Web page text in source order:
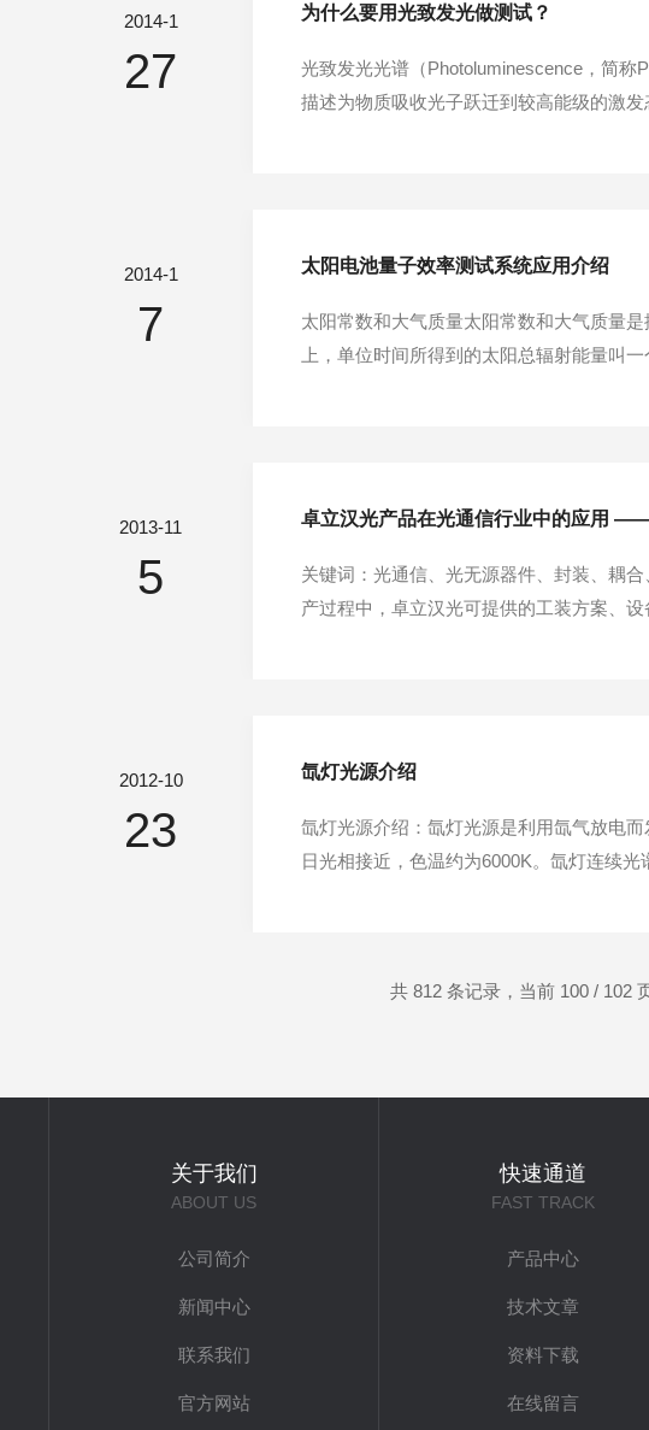
2014-1
27
为什么要用光致发光做测试？
光致发光光谱（Photoluminescence，简
描述为物质吸收光子跃迁到较高能级的激
2014-1
7
太阳电池量子效率测试系统应用介绍
太阳常数和大气质量太阳常数和大气质量
上，单位时间所得到的太阳总辐射能量叫
2013-11
5
卓立汉光产品在光通信行业中的应用
关键词：光通信、光无源器件、封装、耦
产过程中，卓立汉光可提供的工装方案、
2012-10
23
氙灯光源介绍
氙灯光源介绍：氙灯光源是利用氙气放电
日光相接近，色温约为6000K。氙灯连续
共 812 条记录，当前 100 / 102
关于我们
ABOUT US
公司简介
新闻中心
联系我们
官方网站
快速通道
FAST TRACK
产品中心
技术文章
资料下载
在线留言